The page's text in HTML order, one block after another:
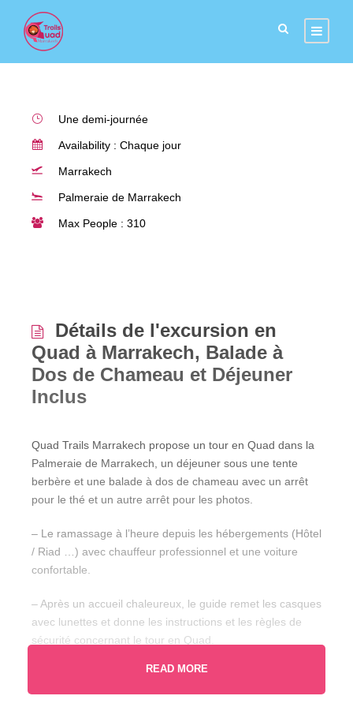
Inclus
Une demi-journée
Availability : Chaque jour
Marrakech
Palmeraie de Marrakech
Max People : 310
Détails de l'excursion en
Quad à Marrakech, Balade à
Dos de Chameau et Déjeuner
Inclus
Quad Trails Marrakech propose un tour en Quad dans la
Palmeraie de Marrakech, un déjeuner sous une tente
berbère et une balade à dos de chameau avec un arrêt
pour le thé et un autre arrêt pour les photos.
– Le ramassage à l’heure depuis les hébergements (Hôtel
/ Riad …) avec chauffeur professionnel et une voiture
confortable.
– Après un accueil chaleureux, le guide remet les casques
avec lunettes et donne les instructions et les règles de
sécurité concernant le tour en Quad.
– 2 heures d’aventure en Quad dans les palmeraies de
Marrakech.
READ MORE